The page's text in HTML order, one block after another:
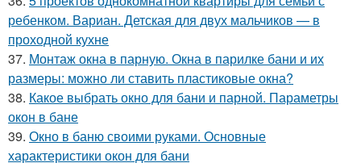
ребенком. Вариан. Детская для двух мальчиков — в
проходной кухне
37. Монтаж окна в парную. Окна в парилке бани и их
размеры: можно ли ставить пластиковые окна?
38. Какое выбрать окно для бани и парной. Параметры
окон в бане
39. Окно в баню своими руками. Основные
характеристики окон для бани